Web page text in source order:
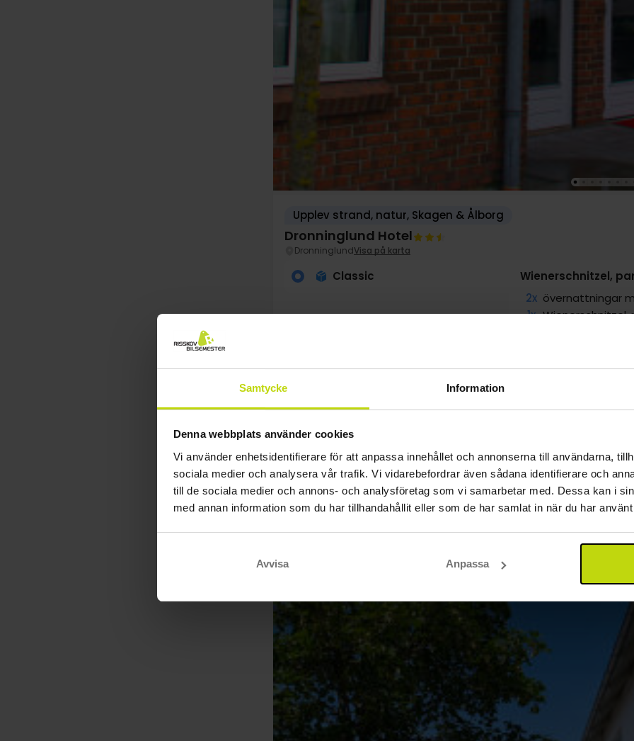
Samtycke Information
Denna webbplats använder cookies
Vi använder enhetsidentifierare för att anpassa innehållet och annonserna till användarna,
sociala medier och analysera vår trafik. Vi vidarebefordrar även sådana identifierare och
till de sociala medier och annons- och analysföretag som vi samarbetar med. Dessa kan i
med annan information som du har tillhandahållit eller som de har samlat in när du har
Avvisa Anpassa
Upplev strand, natur, Skagen & Ålborg
Dronninglund Hotel
DronninglundVisa på karta
Classic
Wienerschnitzel,
2x övernattningar
1x Wienerschnitzel,
2x Gratis parkering
aug pp